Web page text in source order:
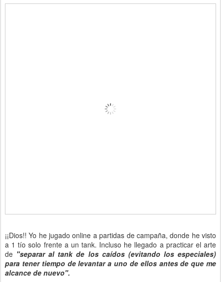
¡¡Dios!! Yo he jugado online a partidas de campaña, donde he visto
a 1 tío solo frente a un tank. Incluso he llegado a practicar el arte
de "separar al tank de los caídos (evitando los especiales)
para tener tiempo de levantar a uno de ellos antes de que me
alcance de nuevo".